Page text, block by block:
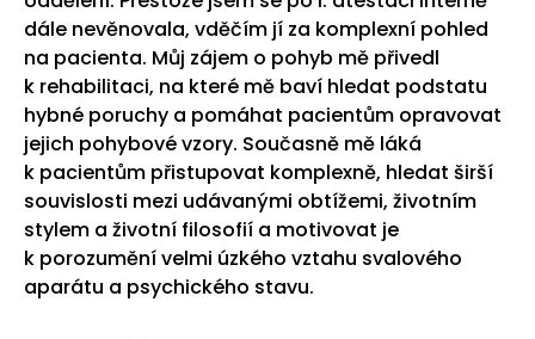
dále nevěnovala, vděčím jí za komplexní pohled
na pacienta. Můj zájem o pohyb mě přivedl
k rehabilitaci, na které mě baví hledat podstatu
hybné poruchy a pomáhat pacientům opravovat
jejich pohybové vzory. Současně mě láká
k pacientům přistupovat komplexně, hledat širší
souvislosti mezi udávanými obtížemi, životním
stylem a životní filosofií a motivovat je
k porozumění velmi úzkého vztahu svalového
aparátu a psychického stavu.